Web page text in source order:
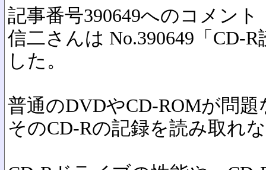
記事番号390649へのコメント
信二さんは No.390649「CD-
した。
普通のDVDやCD-ROMが問
そのCD-Rの記録を読み取れ